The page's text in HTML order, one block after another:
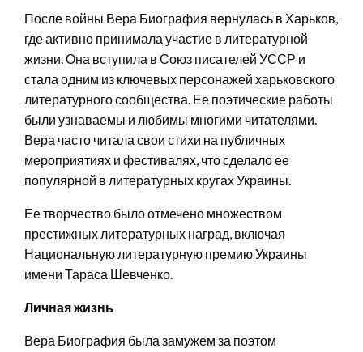
После войны Вера Биография вернулась в Харьков,
где активно принимала участие в литературной
жизни. Она вступила в Союз писателей УССР и
стала одним из ключевых персонажей харьковского
литературного сообщества. Ее поэтические работы
были узнаваемы и любимы многими читателями.
Вера часто читала свои стихи на публичных
мероприятиях и фестивалях, что сделало ее
популярной в литературных кругах Украины.
Ее творчество было отмечено множеством
престижных литературных наград, включая
Национальную литературную премию Украины
имени Тараса Шевченко.
Личная жизнь
Вера Биография была замужем за поэтом